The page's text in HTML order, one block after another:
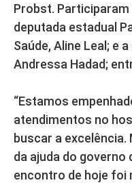
Probst.
deputada estadual
Saúde, Aline Leal; e
Andressa Hadad;
“Estamos
atendimentos no
buscar a
da ajuda do governo
encontro de hoje foi